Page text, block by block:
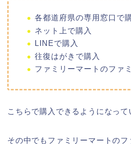
各都道府県の専用窓口で
ネット上で購入
LINEで購入
往復はがきで購入
ファミリーマートのファ
こちらで購入できるようになって
その中でもファミリーマートの